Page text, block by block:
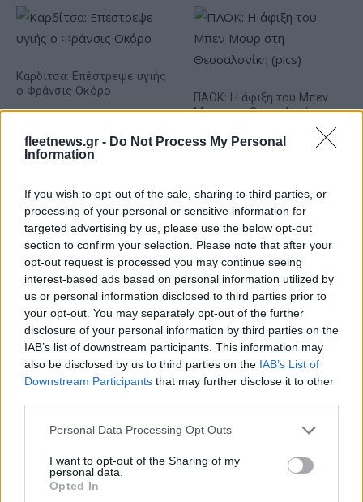
fleetnews.gr - Do Not Process My Personal
Information
If you wish to opt-out of the sale, sharing to third parties, or
processing of your personal or sensitive information for
targeted advertising by us, please use the below opt-out
section to confirm your selection. Please note that after your
opt-out request is processed you may continue seeing
interest-based ads based on personal information utilized by
us or personal information disclosed to third parties prior to
your opt-out. You may separately opt-out of the further
disclosure of your personal information by third parties on the
IAB’s list of downstream participants. This information may
also be disclosed by us to third parties on the IAB’s List of
Downstream Participants that may further disclose it to other
Please note that this website/app uses one or more Google
not limited to your visit or usage behaviour. You may click to
grant or deny consent to Google and its third-party tags to
use your data for below specified purposes in below Google
Personal Data Processing Opt Outs
I want to opt-out of the Sharing of my
personal data.
Opted In
Καρδίτσα: Επέστρεψε υγιής
ο Φράνσις Οκόρο
ΠΑΟΚ: Η άφιξη του Μπεν
Μουρ στη Θεσσαλονίκη
Ειδικό Χωροταξικό Πλαίσιο για τον Τουρισμό: Στρατηγικό
εργαλείο για βιώσιμη τουριστική ανάπτυξη
HELLENiQ ENERGY: Κέρδη
393 εκατ. ευρώ στο α'
ευρώ τα EBITDA
ΣΤΑΣΥ: 29,4 χλμ. νέων
σιδηροτροχιών στο Μετρό
της Αθήνας - Στο τελικό
αναβάθμισης